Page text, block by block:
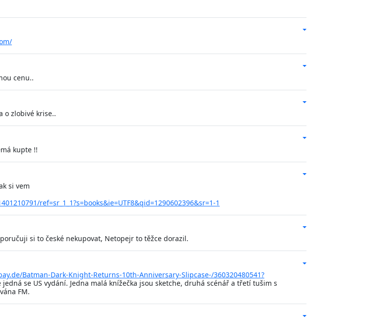
cenu..
o zlobivé krise..
kupte !!
si vem
ref=sr_1_1?s=books&ie=UTF8&qid=1290602396&sr=1-1
si to české nekupovat, Netopejr to těžce dorazil.
Batman-Dark-Knight-Returns-10th-Anniversary-Slipcase-/360320480541?
se US vydání. Jedna malá knížečka jsou sketche, druhá scénář a třetí tušim s
FM.